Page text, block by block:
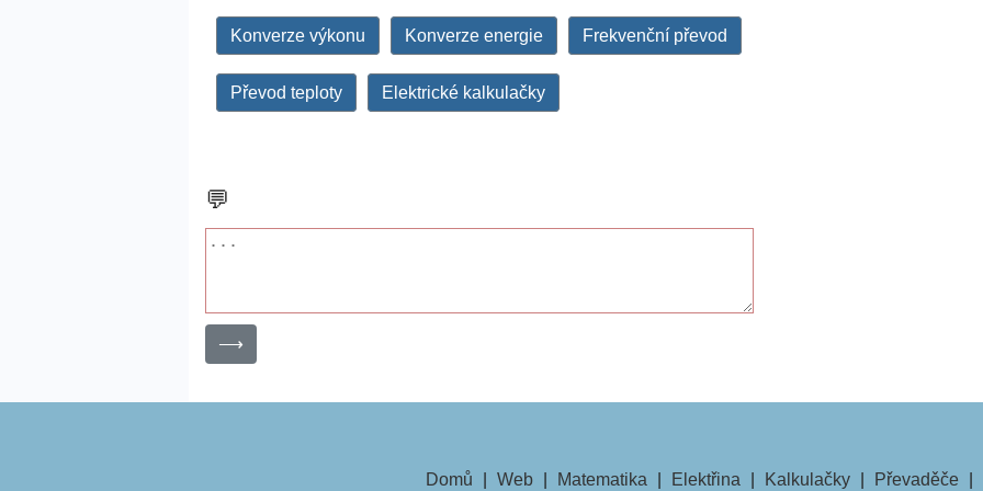
Konverze výkonu Konverze energie Frekvenční převod
Převod teploty Elektrické kalkulačky
💬
⟶
Domů Web Matematika Elektřina Kalkulačky Převaděče